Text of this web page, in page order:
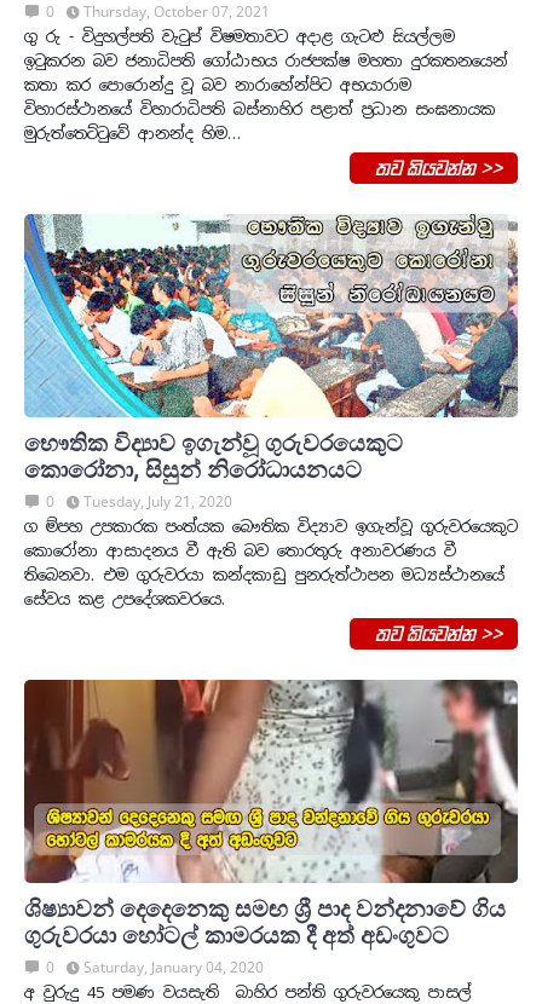
0
Thursday, October 07, 2021
ගු රු - විදුහල්පති වැ‍ටුප් විෂමතාවට අදාළ ගැටළු සියල්ලම
ඉ‍ටුකරන බව ජනාධිපති ගෝඨාභය රාජපක්ෂ මහතා දුරකතනයෙන්
කතා කර පොරොන්දු වූ බව නාරාහේන්පිට අභයාරාම
විහාරස්ථානයේ විහාරාධිපති බස්නාහිර පළාත් ප්‍රධාන සංඝනායක
මුරුත්තෙට්‍ටුවේ ආනන්ද හිම…
තව කියවන්න >>
භෞතික විද්‍යාව ඉගැන්වූ ගුරුවරයෙකුට
කොරෝනා, සිසුන් නිරෝධායනයට
0
Tuesday, July 21, 2020
ග ම්පහ උපකාරක පංත්යක බෞතික විද්‍යාව ඉගැන්වූ ගුරුවරයෙකුට
කොරෝනා ආසාදනය වී ඇති බව තොරතුරු අනාවරණය වී
තිබෙනවා. එම ගුරුවරයා කන්දකාඩු පුනරුත්ථාපන මධ්‍යස්ථානයේ
සේවය කළ උපදේශකවරයෙ.
තව කියවන්න >>
ශිෂ්‍යාවන් දෙදෙනෙකු සමඟ ශ්‍රී පාද වන්දනාවේ ගිය
ගුරුවරයා හෝටල් කාමරයක දී අත් අඩංගුවට
0
Saturday, January 04, 2020
අ වුරුදු 45 පමණ වයසැති බාහිර පන්ති ගුරුවරයෙකු පාසල්